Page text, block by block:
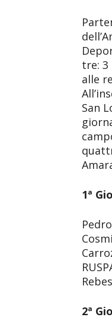
tre:
alle
San
1ª
2ª